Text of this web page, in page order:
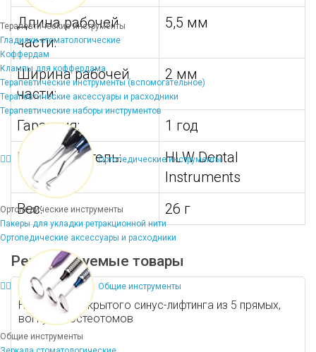
Терапевтические инструменты
Гладилки стоматологические
Коффердам
Клампы для коффердама
Терапевтические инструменты (вспомогательное)
Терапевтические аксессуары и расходники
Терапевтические наборы инструментов
Ортопедические инструменты
Ортопедические инструменты
Пакеры для укладки ретракционной нити
Ортопедические аксессуары и расходники
Общие инструменты
Общие инструменты
Длина рабочей
части:
5,5 мм
Ширина рабочей
части:
2 мм
Гарантия:
1 год
Производитель:
HLW Dental
Instruments
Вес:
26 г
Рекомендуемые товары
Набор для закрытого синус-лифтинга из 5 прямых,
вогнутых остеотомов